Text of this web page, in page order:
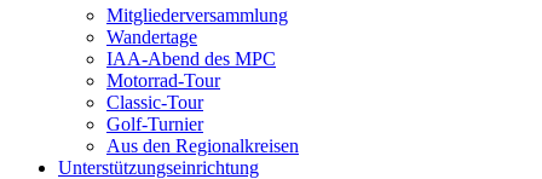
Mitgliederversammlung
Wandertage
IAA-Abend des MPC
Motorrad-Tour
Classic-Tour
Golf-Turnier
Aus den Regionalkreisen
Unterstützungseinrichtung